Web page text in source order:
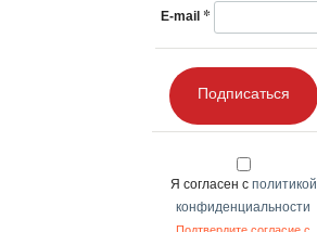
E-mail *
Подписаться
Я согласен с политикой
конфиденциальности